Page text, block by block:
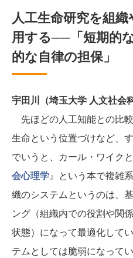
人工生命研究を組
用する──「短期的
的な自律の担保」
宇田川（埼玉大学 人文社会
先ほどの人工知能との比
生命という位置づけなど、
でいうと、カール・ワイク
会心理学』という本で複雑
織のシステムというのは、
ング（組織内での役割や関
状態）になって最適化して
テムとしては脆弱になって